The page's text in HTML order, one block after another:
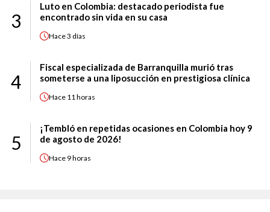
3
Luto en Colombia: destacado periodista fue
encontrado sin vida en su casa
Hace3 días
4
Fiscal especializada de Barranquilla murió tras
someterse a una liposucción en prestigiosa clínica
Hace 11 horas
5
¡Tembló en repetidas ocasiones en Colombia hoy 9
de agosto de 2026!
Hace 9 horas